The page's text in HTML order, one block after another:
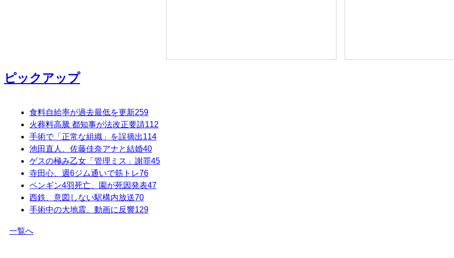
ピックアップ
食料自給率が過去最低を更新259
火葬料高騰 都知事が法改正要請112
手術で「正常な組織」を誤摘出114
池田直人、佐藤佳奈アナと結婚40
ゲスの極み乙女「管理ミス」謝罪45
寺田心、週6ジム通いで筋トレ76
ペンギン4羽死亡、園が死因発表47
西鉄、意図しない駅構内放送70
手術中の大地震、動画に反響129
一覧へ